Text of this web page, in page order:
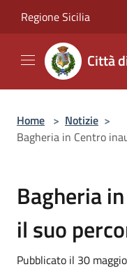
Regione Sicilia
Città
Home > Notizie >
Bagheria in Centro
Bagheria
il suo
Pubblicato il 30